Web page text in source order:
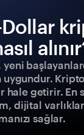
uygundur.
hale getirir. En
dijital
sağlar.